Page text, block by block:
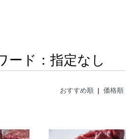
ード：指定なし
おすすめ順 | 価格順